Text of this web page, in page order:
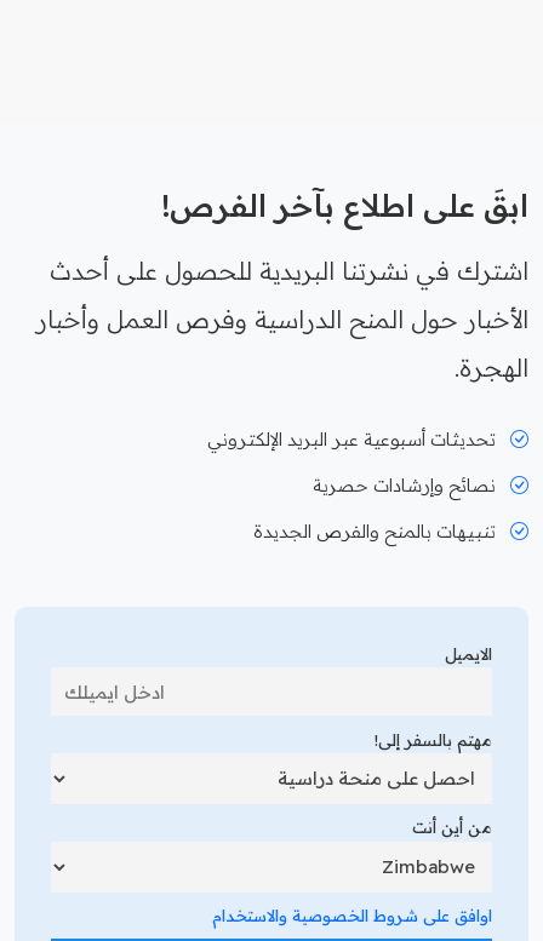
ابقَ على اطلاع بآخر الفرص!
اشترك في نشرتنا البريدية للحصول على أحدث
الأخبار حول المنح الدراسية وفرص العمل وأخبار
الهجرة.
تحديثات أسبوعية عبر البريد الإلكتروني
نصائح وإرشادات حصرية
تنبيهات بالمنح والفرص الجديدة
الايميل
مهتم بالسفر إلى!
من أين أنت
اوافق على شروط الخصوصية والاستخدام